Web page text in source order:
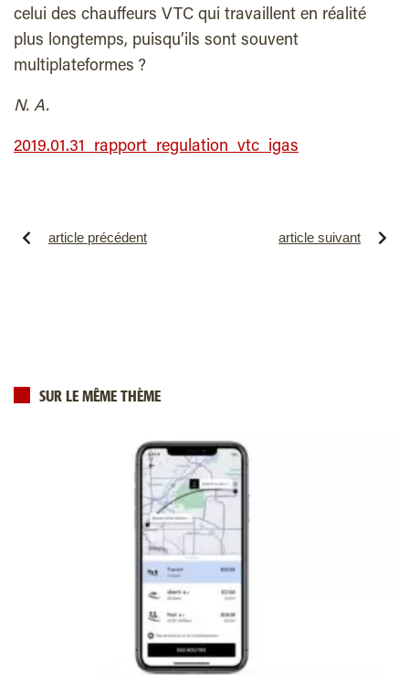
celui des chauffeurs VTC qui travaillent en réalité
plus longtemps, puisqu’ils sont souvent
multiplateformes ?
N. A.
2019.01.31_rapport_regulation_vtc_igas
article précédent article suivant
SUR LE MÊME THÈME